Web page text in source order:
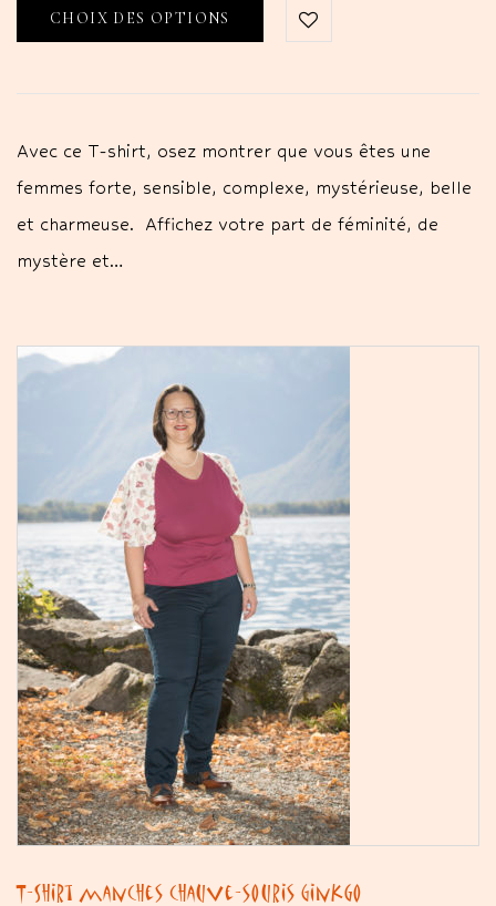
CHOIX DES OPTIONS
Avec ce T-shirt, osez montrer que vous êtes une
femmes forte, sensible, complexe, mystérieuse, belle
et charmeuse. Affichez votre part de féminité, de
mystère et…
T-Shirt manches chauve-souris Ginkgo